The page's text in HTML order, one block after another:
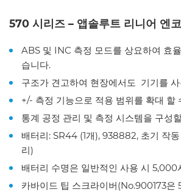
570 시리즈 – 앱솔루트 리니어 엔
ABS 및 INC 측정 모드를 상요하여 효
습니다.
구조가 견고하여 현장에서도 기기를
+/- 측정 기능으로 적용 범위를 확대 할
통계 공정 관리 및 측정 시스템을 구성
배터리: SR44 (1개), 938882, 초기 작
리)
배터리 수명은 일반적인 사용 시 5,000
카바이드 팁 스크라이버(No.900173은